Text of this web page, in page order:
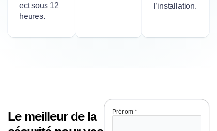
ect sous 12
heures.
l’installation.
Le meilleur de la
Prénom*